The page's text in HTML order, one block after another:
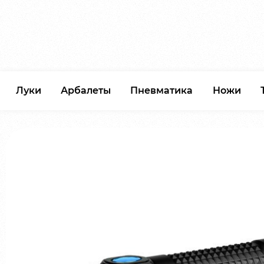
Луки Арбалеты Пневматика Ножи